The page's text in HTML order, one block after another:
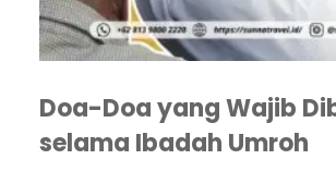
Doa-Doa yang Wajib
selama Ibadah Umroh